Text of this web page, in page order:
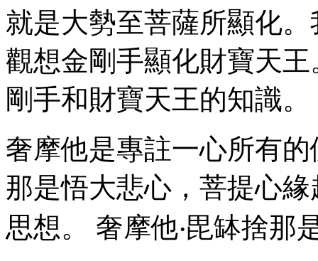
就是大勢至菩薩所顯化
觀想金剛手顯化財寶天
剛手和財寶天王的知識。
奢摩他是專註一心所有
那是悟大悲心，菩提心
思想。 奢摩他‧毘缽捨那